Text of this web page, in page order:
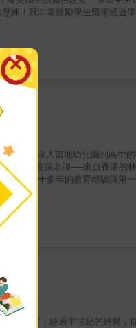
練！我非常鼓勵學生留學或遊
位年輕移民和他的家人如何與
重的機場安檢，就可以從
本書裡，看到作者初來乍到的
與蛻變。陳凱萍 (基督教協同
家人到美國馬里蘭州貝塞斯達
Illinois Urbana-Champaign，
純粹想了解美國的你，對於美
溝通上的障礙和文化上的隔閡
過分享我的經驗，幫助其他台
西蘭二十多年的教育經驗與第
移居紐西蘭後，眼看西方教育著重以學生為本
新精神及動手能力，並提高他
更好？生活得是否快樂？遠比